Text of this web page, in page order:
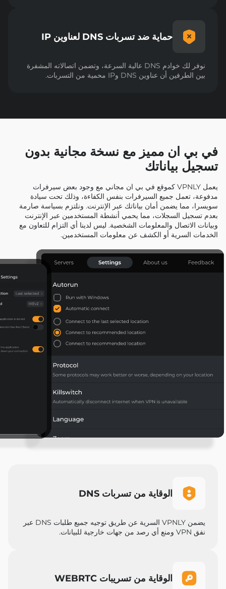
حماية ضد تسربات DNS لعناوين IP
نوفر لك خوادم DNS عالية السرعة، وتضمن اتصالاته المشفرة
بين الطرفين أن عناوين DNS وIP محمية من التسربات.
في بي ان مميز مع نسخة مجانية بدون
تسجيل بياناتك
يعمل VPNLY كموقع في بي ان مجاني مع وجود بعض سيرفرات
مدفوعة، تعمل جميع السيرفرات بنفس الكفاءة، وذلك تحت سيادة
سويسرا، مما يضمن أمان بياناتك عبر الإنترنت. ونلتزم بسياسة صارمة
بعدم تسجيل السجلات، مما يحمي أنشطة المستخدمين عبر الإنترنت
وبيانات الاتصال والمعلومات الشخصية. ليس لدينا أي التزام للتعاون مع
الخدمات السرية أو الكشف عن معلومات المستخدمين.
الوقاية من تسربات DNS
يضمن VPNLY السرية عن طريق توجيه جميع طلبات DNS عبر
نفق VPN ومنع أي رصد من جهات خارجية للبيانات.
الوقاية من تسريبات WEBRTC